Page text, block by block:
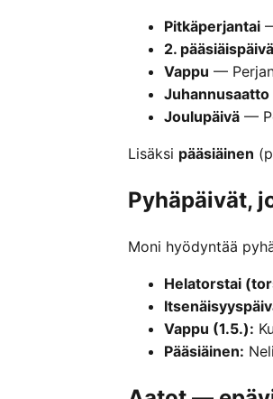
Pitkäperjantai
2. pääsiäispäivä
Vappu —
Juhannusaatto
Joulupäivä —
Lisäksi pääsiäinen
Pyhäpäivät,
Moni hyödyntää
Helatorstai
Vappu (1.5.):
Pääsiäinen: